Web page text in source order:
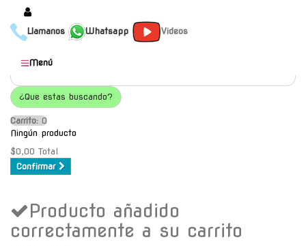
Llamanos Whatsapp Videos
Productos
Populares
Categorías
Marcas
Mayoristas
Contacto
Envío gratis a C.A.B.A. a
partir de $30000
Menú
¿Que estas buscando?
Carrito: O
Ningún producto
$0,00 Total
Confirmar
Producto añadido
correctamente a su carrito